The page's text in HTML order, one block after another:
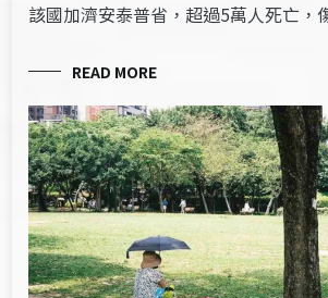
該國加濟安泰普省，超過5萬人死亡
READ MORE